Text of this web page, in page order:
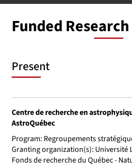
Funded
Present
Centre de recherche en
AstroQuébec
Program: Regroupements
Granting organization(s): Université
Fonds de recherche du Québec -